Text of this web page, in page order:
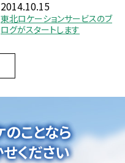
2014.10.15
東北ロケーションサービスのブ
ログがスタートします
ことなら
ください